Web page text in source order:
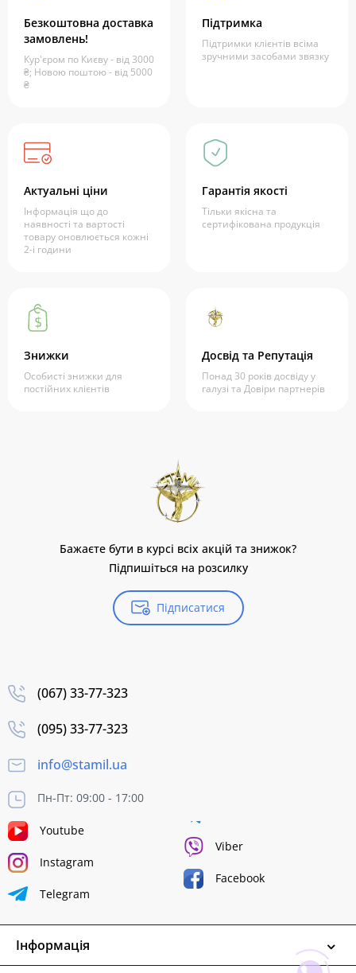
Безкоштовна доставка
замовлень!
Кур'єром по Києву - від 3000
₴; Новою поштою - від 5000
₴
Підтримка
Підтримки клієнтів всіма
зручними засобами звязку
Актуальні ціни
Інформація що до
наявності та вартості
товару оновлюється кожні
2-і години
Гарантія якості
Тільки якісна та
сертифікована продукція
Знижки
Особисті знижки для
постійних клієнтів
Досвід та Репутація
Понад 30 років досвіду у
галузі та Довіри партнерів
Бажаєте бути в курсі всіх акцій та знижок?
Підпишіться на розсилку
Підписатися
(067) 33-77-323
(095) 33-77-323
info@stamil.ua
Пн-Пт: 09:00 - 17:00
Youtube
Instagram
Telegram
Viber
Facebook
Інформація